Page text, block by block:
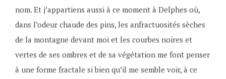
nom. Et j’appartiens aussi à ce moment à Delphes où,
dans l’odeur chaude des pins, les anfractuosités sèches
de la montagne devant moi et les courbes noires et
vertes de ses ombres et de sa végétation me font penser
à une forme fractale si bien qu’il me semble voir, à ce